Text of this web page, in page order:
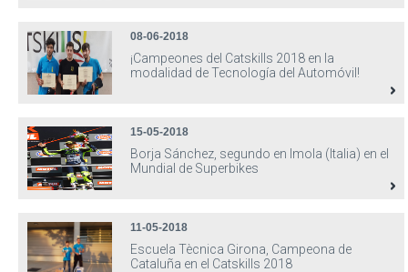
08-06-2018
¡Campeones del Catskills 2018 en la
modalidad de Tecnología del Automóvil!
15-05-2018
Borja Sánchez, segundo en Imola (Italia) en el
Mundial de Superbikes
11-05-2018
Escuela Tècnica Girona, Campeona de
Cataluña en el Catskills 2018